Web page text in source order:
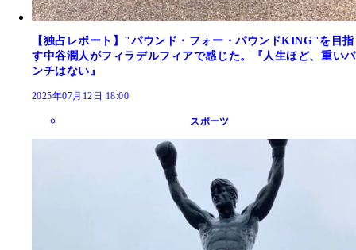
【独占レポート】"パウンド・フォー・パウンドKING"を目指
す中谷潤人がフィラデルフィアで感じた。『人生ほど、重いパ
ンチはない』
2025年07月12日 18:00
スポーツ